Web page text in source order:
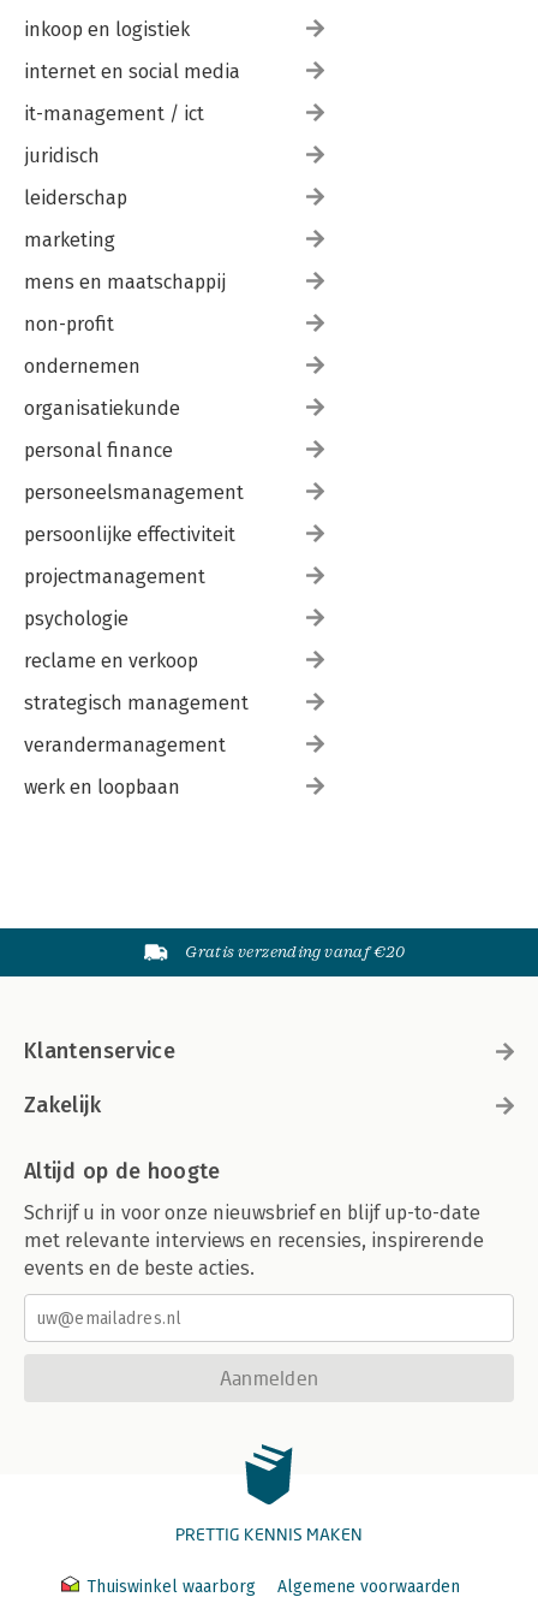
inkoop en logistiek
internet en social media
it-management / ict
juridisch
leiderschap
marketing
mens en maatschappij
non-profit
ondernemen
organisatiekunde
personal finance
personeelsmanagement
persoonlijke effectiviteit
projectmanagement
psychologie
reclame en verkoop
strategisch management
verandermanagement
werk en loopbaan
Gratis verzending vanaf €20
Klantenservice
Zakelijk
Altijd op de hoogte
Schrijf u in voor onze nieuwsbrief en blijf up-to-date
met relevante interviews en recensies, inspirerende
events en de beste acties.
Aanmelden
PRETTIG KENNIS MAKEN
Thuiswinkel waarborg Algemene voorwaarden